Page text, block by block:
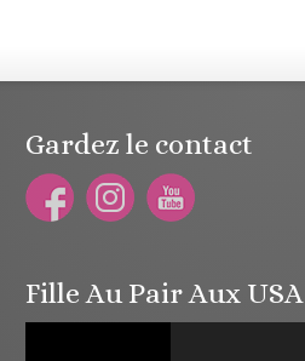
Gardez le contact
Fille Au Pair Aux USA